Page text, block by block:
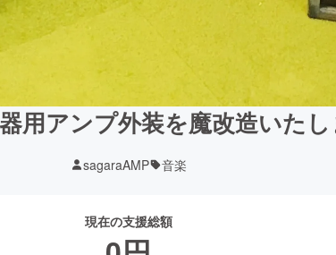
用アンプ外装を魔改造いた
sagaraAMP 音楽
現在の支援総額